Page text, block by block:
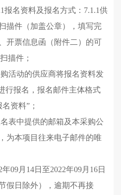
报名资料及报名方式 ： 7.1.1供
描件（加盖公章），填写完
开票信息函（附件二 ） 的可
扫描件 ；
活动的供应商将报名资料发
行报名 ，报名邮件主体格式
名资料”；
表中提供的邮箱及本采购公
为本项目往来电子邮件的唯
年09月14日至2022年09月16日
假日除外），逾期不再接